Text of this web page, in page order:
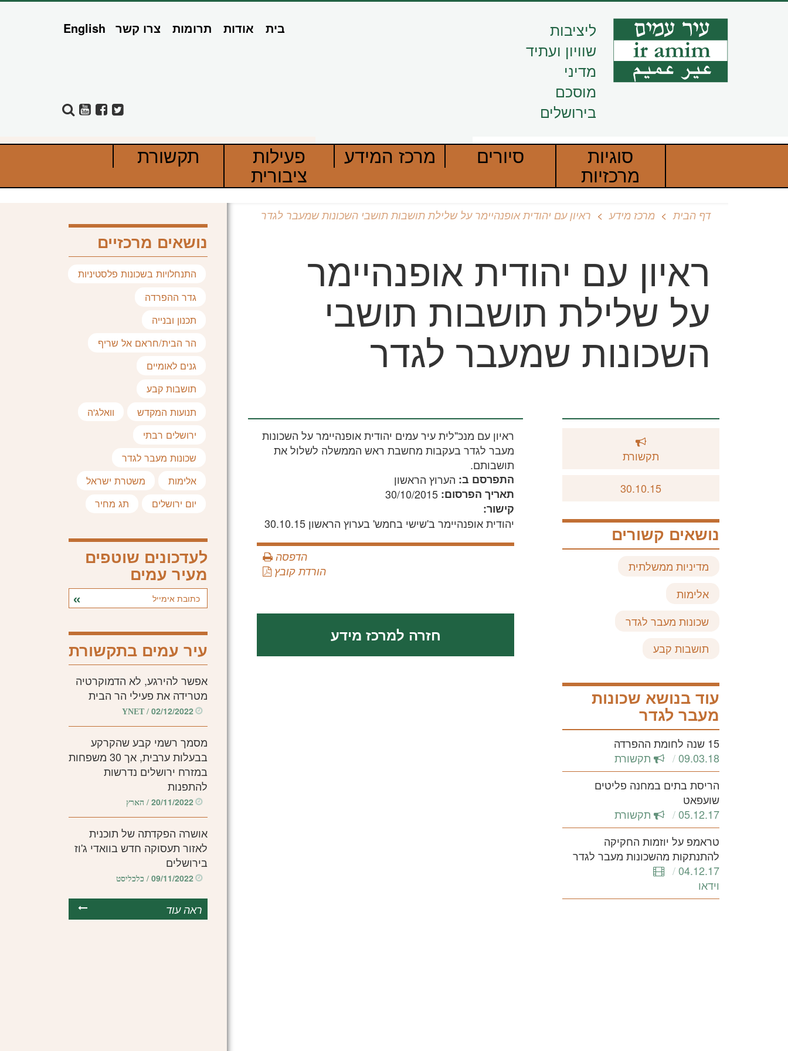
ליציבות
שוויון ועתיד
מדיני
מוסכם
בירושלים
בית אודות תרומות צרו קשר English
סוגיות
מרכזיות
סיורים מרכז המידע פעילות
ציבורית
תקשורת
דף הבית מרכז מידע ראיון עם יהודית אופנהיימר על שלילת תושבות תושבי השכונות שמעבר לגדר
ראיון עם יהודית אופנהיימר
על שלילת תושבות תושבי
השכונות שמעבר לגדר
​ראיון עם מנכ"לית עיר עמים יהודית אופנהיימר על השכונות
מעבר לגדר בעקבות מחשבת ראש הממשלה לשלול את
תושבותם.
התפרסם ב: הערוץ הראשון
תאריך הפרסום: 30/10/2015
קישור:
יהודית אופנהיימר ב'שישי בחמש' בערוץ הראשון 30.10.15
הדפסה
הורדת קובץ
חזרה למרכז מידע
תקשורת
30.10.15
נושאים קשורים
מדיניות ממשלתית
אלימות
שכונות מעבר לגדר
תושבות קבע
עוד בנושא שכונות
מעבר לגדר
15 שנה לחומת ההפרדה
09.03.18
תקשורת
הריסת בתים במחנה פליטים
שועפאט
05.12.17
תקשורת
טראמפ על יוזמות החקיקה
להתנתקות מהשכונות מעבר לגדר
04.12.17
וידאו
נושאים מרכזיים
התנחלויות בשכונות פלסטיניות
גדר ההפרדה
תכנון ובנייה
הר הבית/חראם אל שריף
גנים לאומיים
תושבות קבע
תנועות המקדש
וואלג'ה
ירושלים רבתי
שכונות מעבר לגדר
אלימות
משטרת ישראל
יום ירושלים
תג מחיר
לעדכונים שוטפים
מעיר עמים
עיר עמים בתקשורת
אפשר להירגע, לא הדמוקרטיה
מטרידה את פעילי הר הבית
02/12/2022
/ YNET
מסמך רשמי קבע שהקרקע
בבעלות ערבית, אך 30 משפחות
במזרח ירושלים נדרשות
להתפנות
20/11/2022/ הארץ
אושרה הפקדתה של תוכנית
לאזור תעסוקה חדש בוואדי ג'וז
בירושלים
09/11/2022/ כלכליסט
ראה עוד